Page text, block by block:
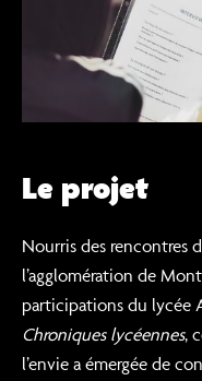
Le projet
Nourris des rencontres
l’agglomération de
participations du lycée
Chroniques lycéennes,
l’envie a émergée de